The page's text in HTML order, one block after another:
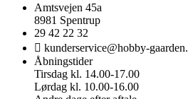
Amtsvejen 45a
8981 Spentrup
29 42 22 32
kunderservice@hobby-
Åbningstider
Tirsdag kl. 14.00-17.00
Lørdag kl. 10.00-16.00